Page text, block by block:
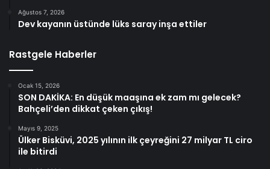
Ağustos 7, 2026
Dev kayanın üstünde lüks saray inşa ettiler
Rastgele Haberler
Ocak 15, 2026
SON DAKİKA: En düşük maaşına ek zam mı gelecek?
Bahçeli’den dikkat çeken çıkış!
Mayıs 9, 2025
Ülker Bisküvi, 2025 yılının ilk çeyreğini 27 milyar TL ciro
ile bitirdi